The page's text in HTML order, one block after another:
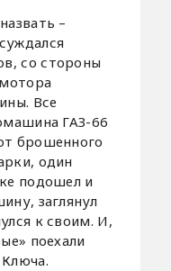
–
со стороны
Все
ГАЗ-66
брошенного
один
подошел и
заглянул
к своим. И,
поехали